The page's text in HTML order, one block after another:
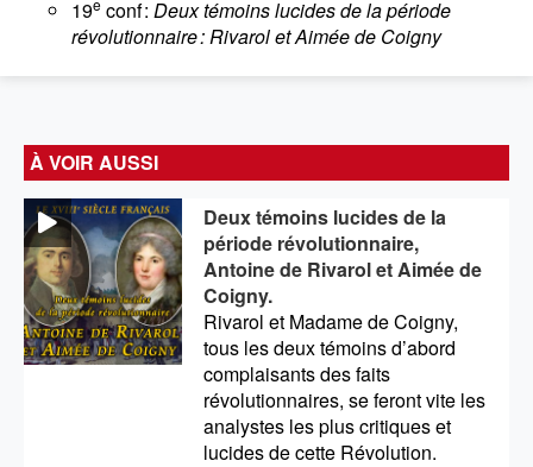
19 conf : Deux témoins lucides de la période
révolutionnaire : Rivarol et Aimée de Coigny
À VOIR AUSSI
Deux témoins lucides de la
période révolutionnaire,
Antoine de Rivarol et Aimée de
Coigny.
Rivarol et Madame de Coigny,
tous les deux témoins d’abord
complaisants des faits
révolutionnaires, se feront vite les
analystes les plus critiques et
lucides de cette Révolution.